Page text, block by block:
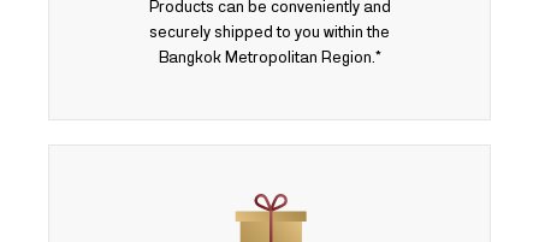
Products can be conveniently and
securely shipped to you within the
Bangkok Metropolitan Region.*